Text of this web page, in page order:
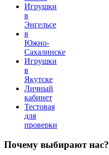
Игрушки
в
Энгельсе
в
Южно-
Сахалинске
Игрушки
в
Якутске
Личный
кабинет
Тестовая
для
проверки
Почему выбирают нас?